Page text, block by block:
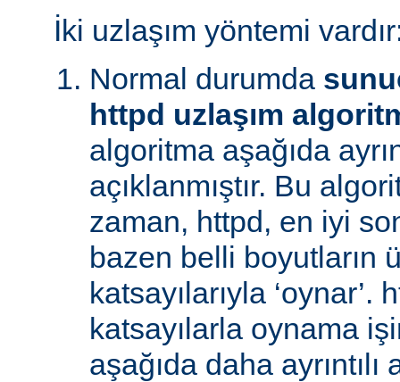
İki uzlaşım yöntemi
Normal durumda
httpd uzlaşım
algoritma aşağıda
açıklanmıştır. Bu
zaman, httpd, en iyi
bazen belli boyutların
katsayılarıyla ‘oynar’.
katsayılarla oynama
aşağıda daha ayrıntılı